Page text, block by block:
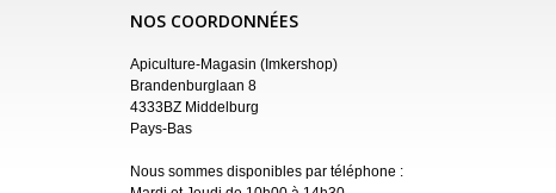
NOS COORDONNÉES
Apiculture-Magasin (Imkershop)
Brandenburglaan 8
4333BZ Middelburg
Pays-Bas
Nous sommes disponibles par téléphone :